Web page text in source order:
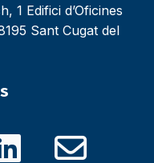
1 Edifici d’Oficines
Sant Cugat del